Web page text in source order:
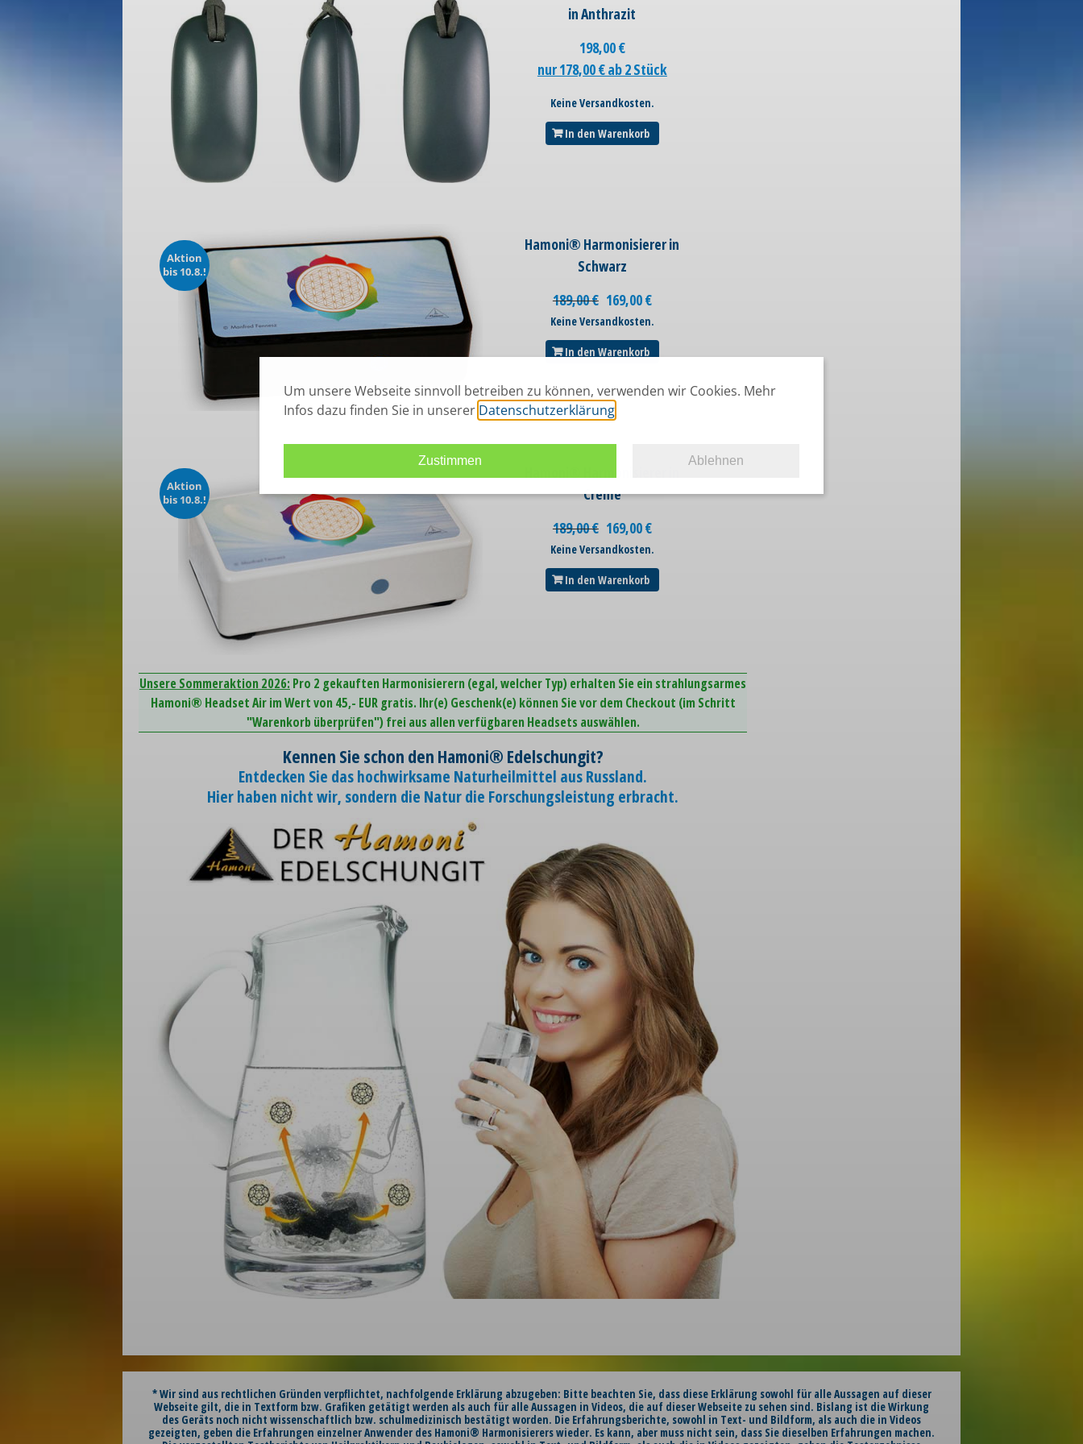
in Anthrazit
198,00€
nur 178,00 € ab 2 Stück
Keine Versandkosten.
In den Warenkorb
Aktion
bis 10.8.!
Hamoni® Harmonisierer in
Schwarz
189,00€ 169,00€
Keine Versandkosten.
In den Warenkorb
Aktion
bis 10.8.!
Creme
189,00€ 169,00€
Keine Versandkosten.
In den Warenkorb
Unsere Sommeraktion 2026: Pro 2 gekauften Harmonisierern (egal, welcher Typ) erhalten Sie ein strahlungsarmes
Hamoni® Headset Air im Wert von 45,- EUR gratis. Ihr(e) Geschenk(e) können Sie vor dem Checkout (im Schritt
"Warenkorb überprüfen") frei aus allen verfügbaren Headsets auswählen.
Kennen Sie schon den Hamoni® Edelschungit?
Entdecken Sie das hochwirksame Naturheilmittel aus Russland.
Hier haben nicht wir, sondern die Natur die Forschungsleistung erbracht.
* Wir sind aus rechtlichen Gründen verpflichtet, nachfolgende Erklärung abzugeben: Bitte beachten Sie, dass diese Erklärung sowohl für alle Aussagen auf dieser
Webseite gilt, die in Textform bzw. Grafiken getätigt werden als auch für alle Aussagen in Videos, die auf dieser Webseite zu sehen sind. Bislang ist die Wirkung
des Geräts noch nicht wissenschaftlich bzw. schulmedizinisch bestätigt worden. Die Erfahrungsberichte, sowohl in Text- und Bildform, als auch die in Videos
gezeigten, geben die Erfahrungen einzelner Anwender des Hamoni® Harmonisierers wieder. Es kann, aber muss nicht sein, dass Sie dieselben Erfahrungen machen.
Um unsere Webseite sinnvoll betreiben zu können, verwenden wir Cookies. Mehr
Infos dazu finden Sie in unserer Datenschutzerklärung
Zustimmen Ablehnen